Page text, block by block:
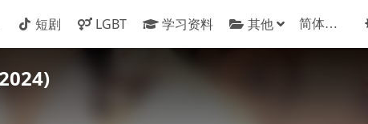
短剧 LGBT 学习资料 其他